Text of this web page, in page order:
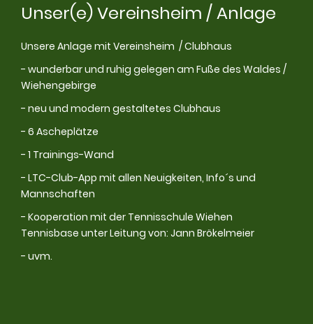
Unser(e) Vereinsheim / Anlage
Unsere Anlage mit Vereinsheim / Clubhaus
- wunderbar und ruhig gelegen am Fuße des Waldes /
Wiehengebirge
- neu und modern gestaltetes Clubhaus
- 6 Ascheplätze
- 1 Trainings-Wand
- LTC-Club-App mit allen Neuigkeiten, Info´s und
Mannschaften
- Kooperation mit der Tennisschule Wiehen
Tennisbase unterLeitung von: Jann Brökelmeier
- uvm.